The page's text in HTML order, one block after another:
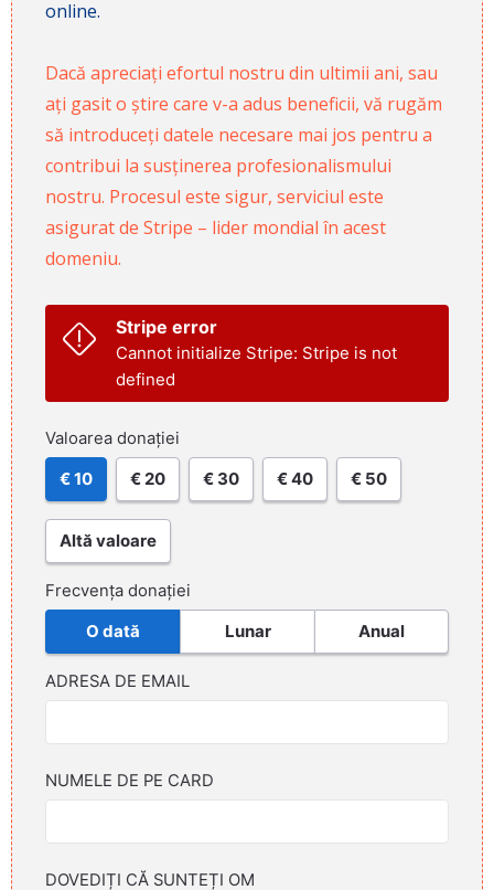
online.
Dacă apreciați efortul nostru din ultimii ani, sau
ați gasit o știre care v-a adus beneficii, vă rugăm
să introduceți datele necesare mai jos pentru a
contribui la susținerea profesionalismului
nostru. Procesul este sigur, serviciul este
asigurat de Stripe – lider mondial în acest
domeniu.
Stripe error
Cannot initialize Stripe: Stripe is not
defined
Valoarea donației
€ 10 € 20 € 30 € 40 € 50
Altă valoare
Frecvența donației
O dată Lunar Anual
ADRESA DE EMAIL
NUMELE DE PE CARD
DOVEDIȚI CĂ SUNTEȚI OM